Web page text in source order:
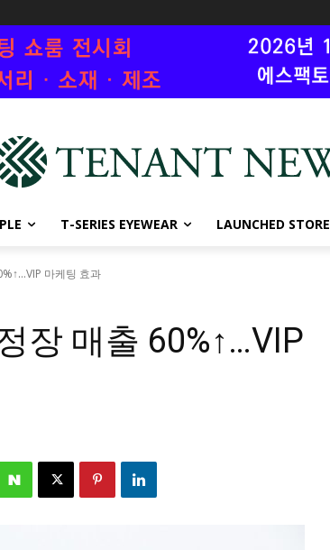
T-SERIES EYEWEAR LAUNCHED STORE
마케팅 효과
장 매출 60%↑…VIP